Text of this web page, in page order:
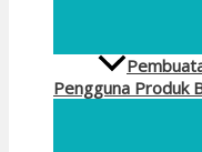
Pengguna Produk